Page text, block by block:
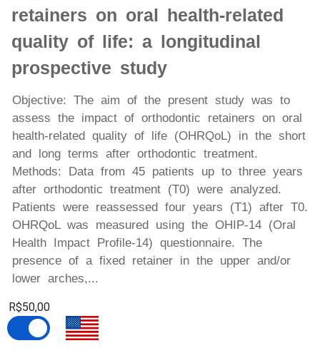
retainers on oral health-related
quality of life: a longitudinal
prospective study
Objective: The aim of the present study was to
assess the impact of orthodontic retainers on oral
health-related quality of life (OHRQoL) in the short
and long terms after orthodontic treatment.
Methods: Data from 45 patients up to three years
after orthodontic treatment (T0) were analyzed.
Patients were reassessed four years (T1) after T0.
OHRQoL was measured using the OHIP-14 (Oral
Health Impact Profile-14) questionnaire. The
presence of a fixed retainer in the upper and/or
lower arches,...
R$50,00